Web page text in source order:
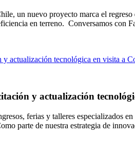
un nuevo proyecto marca el
en terreno. Conversamos con
y actualización
ferias y talleres especializados
parte de nuestra estrategia de